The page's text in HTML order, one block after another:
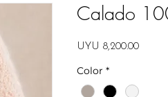
Calado
UYU 8,200.00Price
Color *